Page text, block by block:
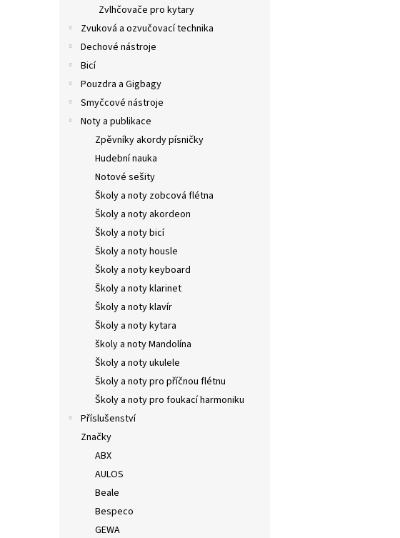
Zvlhčovače pro kytary
Zvuková a ozvučovací technika
Dechové nástroje
Bicí
Pouzdra a Gigbagy
Smyčcové nástroje
Noty a publikace
Zpěvníky akordy písničky
Hudební nauka
Notové sešity
Školy a noty zobcová flétna
Školy a noty akordeon
Školy a noty bicí
Školy a noty housle
Školy a noty keyboard
Školy a noty klarinet
Školy a noty klavír
Školy a noty kytara
školy a noty Mandolína
Školy a noty ukulele
Školy a noty pro příčnou flétnu
Školy a noty pro foukací harmoniku
Příslušenství
Značky
ABX
AULOS
Beale
Bespeco
GEWA